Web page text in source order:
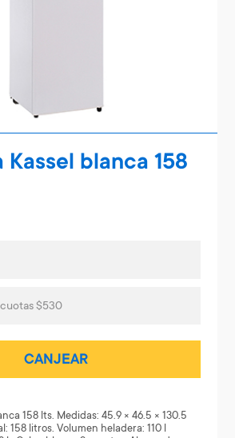
Kassel blanca 158
$530
CANJEAR
158 lts. Medidas: 45.9 × 46.5 × 130.5
158 litros. Volumen heladera: 110 l